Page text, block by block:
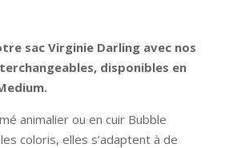
sac Virginie Darling avec nos
disponibles en
animalier ou en cuir Bubble
coloris, elles s’adaptent à de